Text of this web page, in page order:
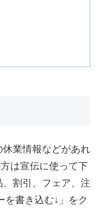
業情報などがあれ
は宣伝に使って下
割引、フェア、注
書き込む↓」をク